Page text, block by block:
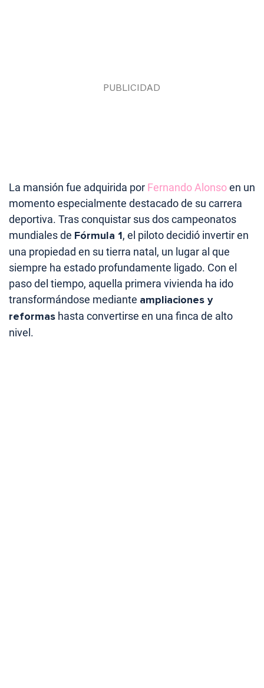
La mansión fue adquirida por Fernando Alonsoen un
momento especialmente destacado de su carrera
deportiva. Tras conquistar sus dos campeonatos
mundiales de Fórmula 1, el piloto decidió invertir en
una propiedad en su tierra natal, un lugar al que
siempre ha estado profundamente ligado. Con el
paso del tiempo, aquella primera vivienda ha ido
transformándose mediante ampliaciones y
reformas hasta convertirse en una finca de alto
nivel.